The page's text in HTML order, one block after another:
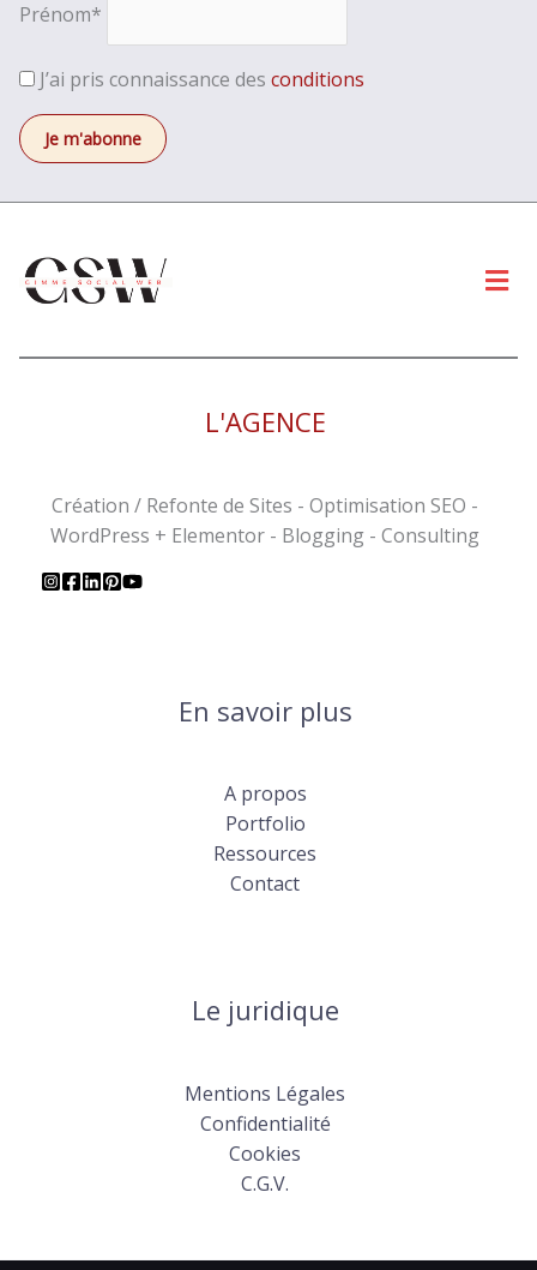
Prénom*
J’ai pris connaissance des conditions
L'AGENCE
Création / Refonte de Sites - Optimisation SEO -
WordPress + Elementor - Blogging - Consulting
En savoir plus
A propos
Portfolio
Ressources
Contact
Le juridique
Mentions Légales
Confidentialité
Cookies
C.G.V.